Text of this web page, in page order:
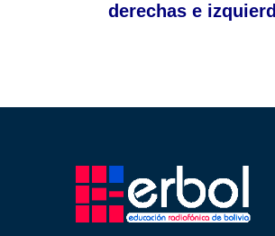
derechas e